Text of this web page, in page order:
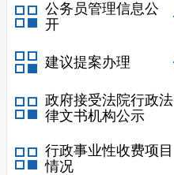
公务员管理信息公
开
建议提案办理
政府接受法院行政法
律文书机构公示
行政事业性收费项目
情况